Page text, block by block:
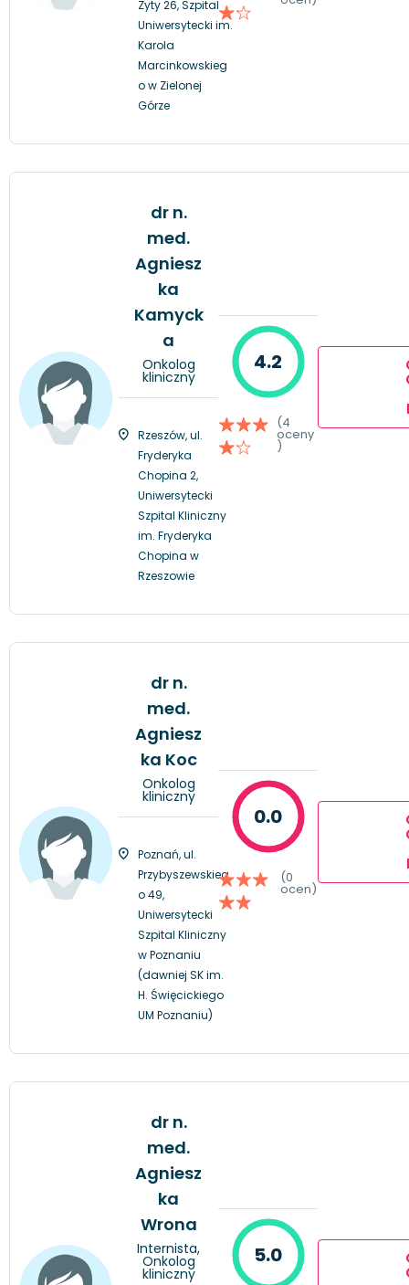
Zyty 26, Szpital
Uniwersytecki im.
Karola
Marcinkowskieg
o w Zielonej
Górze
dr n.
med.
Agniesz
ka
Kamyck
a
Onkolog
kliniczny
Rzeszów, ul.
Fryderyka
Chopina 2,
Uniwersytecki
Szpital Kliniczny
im. Fryderyka
Chopina w
Rzeszowie
4.2
(4
oceny
)
dr n.
med.
Agniesz
ka Koc
Onkolog
kliniczny
Poznań, ul.
Przybyszewskieg
o 49,
Uniwersytecki
Szpital Kliniczny
w Poznaniu
(dawniej SK im.
H. Święcickiego
UM Poznaniu)
0.0
(0
ocen)
dr n.
med.
Agniesz
ka
Wrona
Internista,
Onkolog
kliniczny
5.0